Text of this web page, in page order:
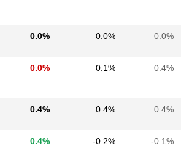
0.0% 0.0% 0.0%
0.0% 0.1% 0.4%
0.4% 0.4% 0.4%
0.4% -0.2% -0.1%